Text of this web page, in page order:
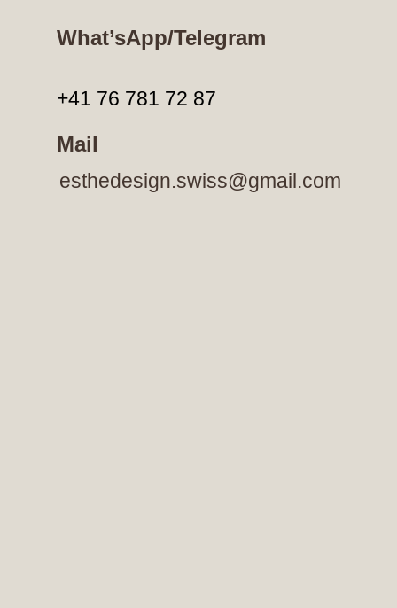
What’sApp/Telegram
+41 76 781 72 87
Mail
esthedesign.swiss@gmail.com